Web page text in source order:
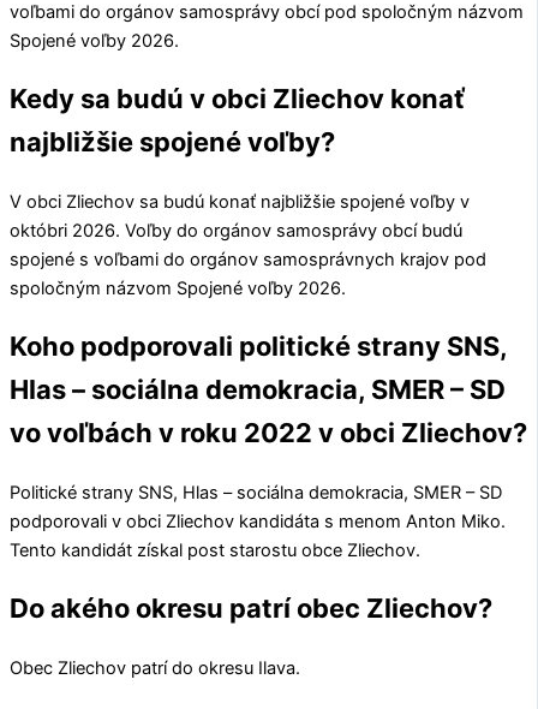
voľbami do orgánov samosprávy obcí pod spoločným názvom
Spojené voľby 2026.
Kedy sa budú v obci Zliechov konať
najbližšie spojené voľby?
V obci Zliechov sa budú konať najbližšie spojené voľby v
októbri 2026. Voľby do orgánov samosprávy obcí budú
spojené s voľbami do orgánov samosprávnych krajov pod
spoločným názvom Spojené voľby 2026.
Koho podporovali politické strany SNS,
Hlas – sociálna demokracia, SMER – SD
vo voľbách v roku 2022 v obci Zliechov?
Politické strany SNS, Hlas – sociálna demokracia, SMER – SD
podporovali v obci Zliechov kandidáta s menom Anton Miko.
Tento kandidát získal post starostu obce Zliechov.
Do akého okresu patrí obec Zliechov?
Obec Zliechov patrí do okresu Ilava.